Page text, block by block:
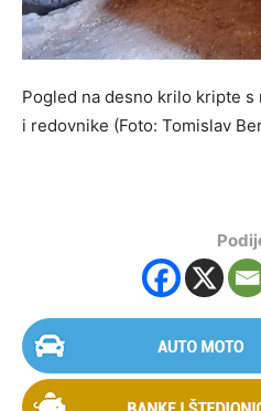
Pogled na desno krilo kripte s
i redovnike (Foto: Tomislav